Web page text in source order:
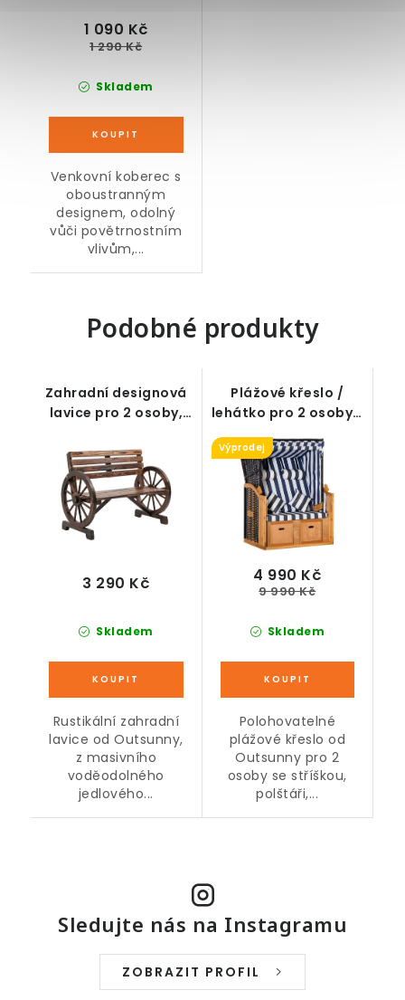
Skladem
1 090 Kč
1 290 Kč
Venkovní koberec s
oboustranným
designem, odolný
vůči povětrnostním
vlivům,...
Podobné produkty
Zahradní designová
lavice pro 2 osoby,
hnědá, 105,5 x 56 x 79
cm
Skladem
3 290 Kč
Rustikální zahradní
lavice od Outsunny,
z masivního
voděodolného
jedlového...
Plážové křeslo /
lehátko pro 2 osoby s
opěradlem, vč.
čalounění a
polštářů, 118 x 79 x
160 cm - B KVALITA
Výprodej
Skladem
4 990 Kč
9 990 Kč
Polohovatelné
plážové křeslo od
Outsunny pro 2
osoby se stříškou,
polštáři,...
Sledujte nás na Instagramu
ZOBRAZIT PROFIL